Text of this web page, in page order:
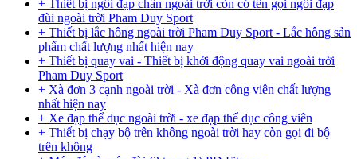
+ Thiết bị ngồi đạp chân ngoài trời còn có tên gọi ngồi đạp
đùi ngoài trời Pham Duy Sport
+ Thiết bị lắc hông ngoài trời Pham Duy Sport - Lắc hông sản
phẩm chất lượng nhất hiện nay
+ Thiết bị quay vai - Thiết bị khởi động quay vai ngoài trời
Pham Duy Sport
+ Xà đơn 3 cạnh ngoài trời - Xà đơn công viên chất lượng
nhất hiện nay
+ Xe đạp thể dục ngoài trời - xe đạp thể dục công viên
+ Thiết bị chạy bộ trên không ngoài trời hay còn gọi đi bộ
trên không